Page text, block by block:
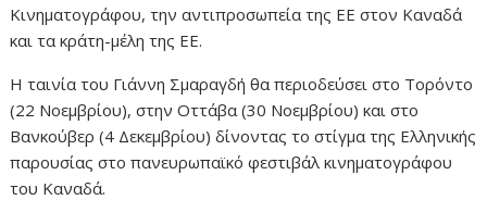
Κινηματογράφου, την αντιπροσωπεία της ΕΕ στον Καναδά
και τα κράτη-μέλη της ΕΕ.
Η ταινία του Γιάννη Σμαραγδή θα περιοδεύσει στο Τορόντο
(22 Νοεμβρίου), στην Οττάβα (30 Νοεμβρίου) και στο
Βανκούβερ (4 Δεκεμβρίου) δίνοντας το στίγμα της Ελληνικής
παρουσίας στο πανευρωπαϊκό φεστιβάλ κινηματογράφου
του Καναδά.